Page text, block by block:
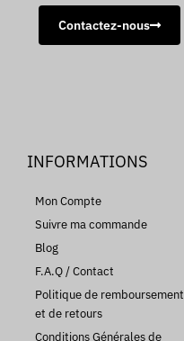
Contactez-nous
INFORMATIONS
Mon Compte
Suivre ma commande
Blog
F.A.Q / Contact
Politique de remboursement
et de retours
Conditions Générales de